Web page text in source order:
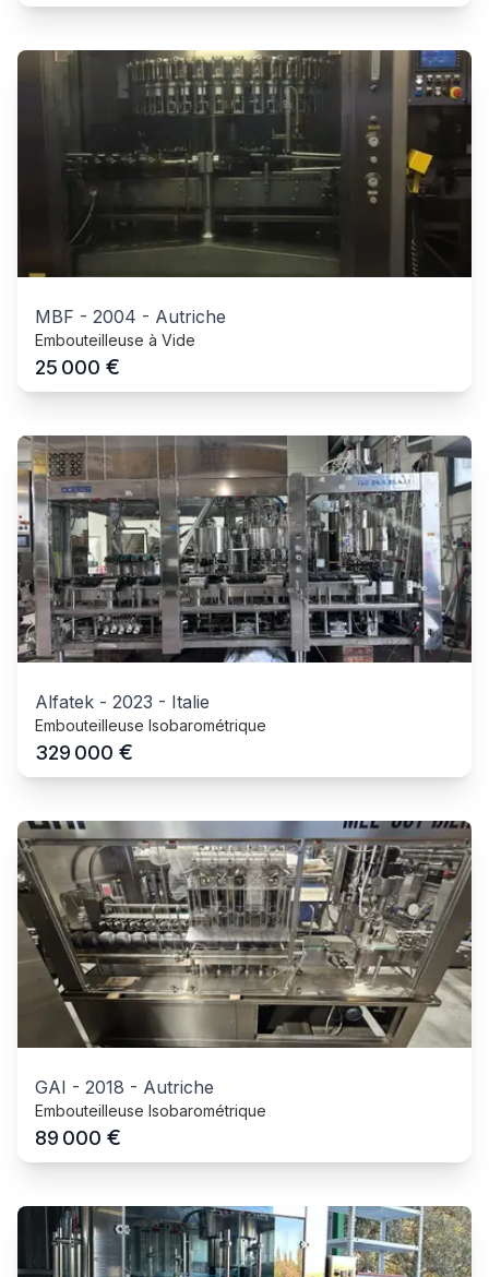
MBF - 2004 - Autriche
Embouteilleuse à Vide
25 000 €
Alfatek - 2023 - Italie
Embouteilleuse Isobarométrique
329 000 €
GAI - 2018 - Autriche
Embouteilleuse Isobarométrique
89 000 €